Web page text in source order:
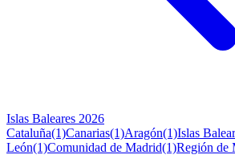
Islas Baleares 2026
Cataluña(1)Canarias(1)Aragón(1)Islas
León(1)Comunidad de Madrid(1)Región de